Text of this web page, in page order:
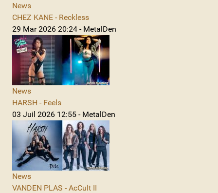
News
CHEZ KANE - Reckless
29 Mar 2026 20:24 - MetalDen
News
HARSH - Feels
03 Juil 2026 12:55 - MetalDen
News
VANDEN PLAS - AcCult II